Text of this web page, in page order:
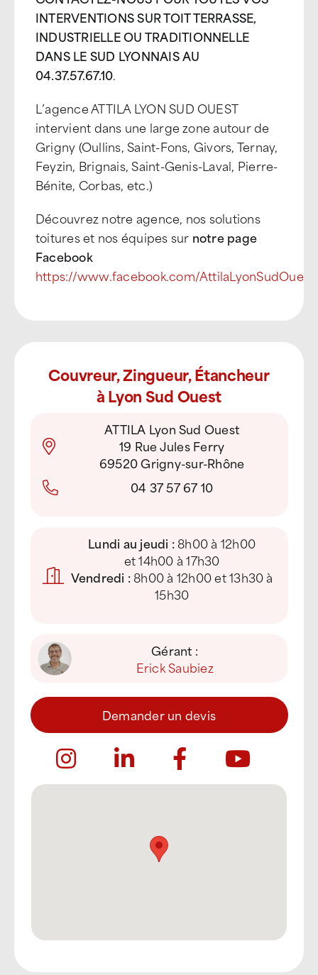
INTERVENTIONS SUR TOIT TERRASSE,
INDUSTRIELLE OU TRADITIONNELLE
DANS LE SUD LYONNAIS AU
04.37.57.67.10.
L’agence ATTILA LYON SUD OUEST
intervient dans une large zone autour de
Grigny (Oullins, Saint-Fons, Givors, Ternay,
Feyzin, Brignais, Saint-Genis-Laval, Pierre-
Bénite, Corbas, etc.)
Découvrez notre agence, nos solutions
toitures et nos équipes sur notre page
Facebook
https://www.facebook.com/
Couvreur, Zingueur, Étancheur
à Lyon Sud Ouest
ATTILA Lyon Sud Ouest
19 Rue Jules Ferry
69520 Grigny-sur-Rhône
04 37 57 67 10
Lundi au jeudi :8h00 à 12h00
et 14h00 à 17h30
Vendredi :8h00 à 12h00 et 13h30 à
15h30
Gérant :
Erick Saubiez
Demander un devis